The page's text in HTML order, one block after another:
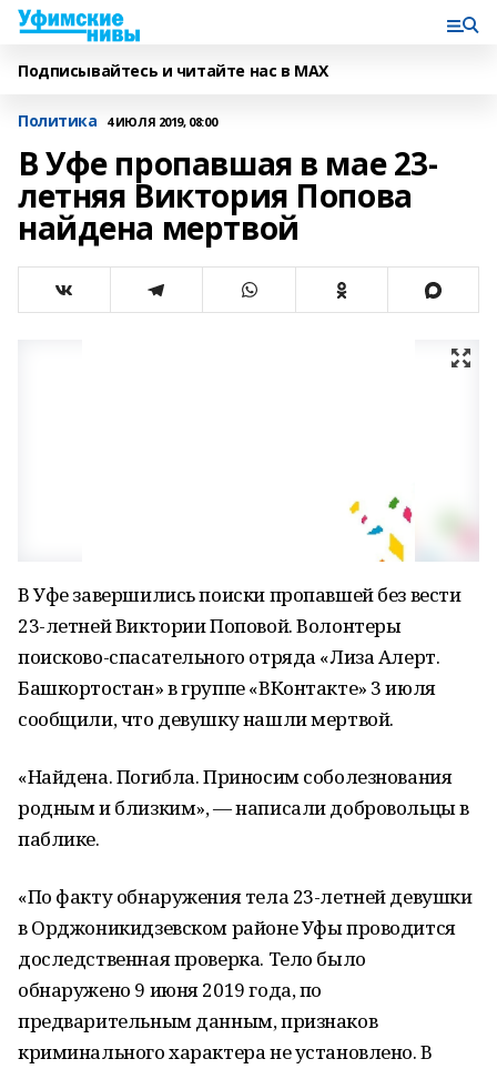
Подписывайтесь и читайте нас в MAX
Политика 4 ИЮЛЯ 2019, 08:00
В Уфе пропавшая в мае 23-
летняя Виктория Попова
найдена мертвой
В Уфе завершились поиски пропавшей без вести
23-летней Виктории Поповой. Волонтеры
поисково-спасательного отряда «Лиза Алерт.
Башкортостан» в группе «ВКонтакте» 3 июля
сообщили, что девушку нашли мертвой.
«Найдена. Погибла. Приносим соболезнования
родным и близким», — написали добровольцы в
паблике.
«По факту обнаружения тела 23-летней девушки
в Орджоникидзевском районе Уфы проводится
доследственная проверка. Тело было
обнаружено 9 июня 2019 года, по
предварительным данным, признаков
криминального характера не установлено. В